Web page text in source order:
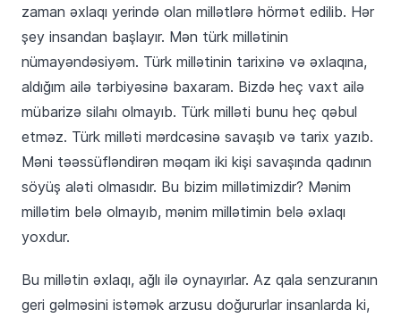
zaman əxlaqı yerində olan millətlərə hörmət edilib. Hər
şey insandan başlayır. Mən türk millətinin
nümayəndəsiyəm. Türk millətinin tarixinə və əxlaqına,
aldığım ailə tərbiyəsinə baxaram. Bizdə heç vaxt ailə
mübarizə silahı olmayıb. Türk milləti bunu heç qəbul
etməz. Türk milləti mərdcəsinə savaşıb və tarix yazıb.
Məni təəssüfləndirən məqam iki kişi savaşında qadının
söyüş aləti olmasıdır. Bu bizim millətimizdir? Mənim
millətim belə olmayıb, mənim millətimin belə əxlaqı
yoxdur.
Bu millətin əxlaqı, ağlı ilə oynayırlar. Az qala senzuranın
geri gəlməsini istəmək arzusu doğururlar insanlarda ki,